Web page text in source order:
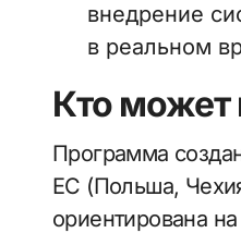
внедрение
в реальном
Кто может
Программа
ЕС (Польша,
ориентирована